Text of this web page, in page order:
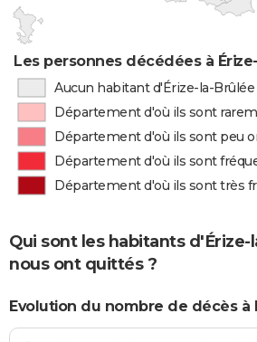
Les personnes décédées à
Aucun habitant d'Érize-la-
Département d'où ils sont
Département d'où ils sont peu
Département d'où ils sont
Département d'où ils sont très
Qui sont les habitants
nous ont quittés ?
Evolution du nombre de décès à